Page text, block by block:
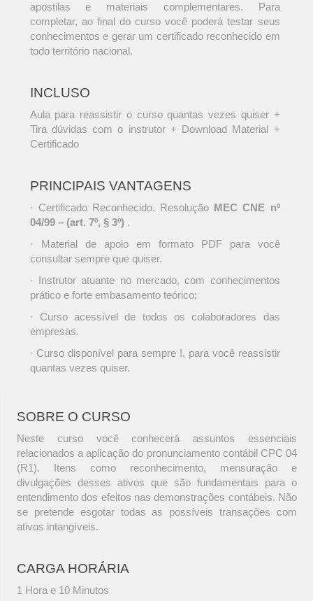
apostilas e materiais complementares. Para
completar, ao final do curso você poderá testar seus
conhecimentos e gerar um certificado reconhecido em
todo território nacional.
INCLUSO
Aula para reassistir o curso quantas vezes quiser +
Tira dúvidas com o instrutor + Download Material +
Certificado
PRINCIPAIS VANTAGENS
· Certificado Reconhecido. Resolução MEC CNE nº
04/99 – (art. 7º, § 3º) .
· Material de apoio em formato PDF para você
consultar sempre que quiser.
· Instrutor atuante no mercado, com conhecimentos
prático e forte embasamento teórico;
· Curso acessível de todos os colaboradores das
empresas.
· Curso disponível para sempre !, para você reassistir
quantas vezes quiser.
SOBRE O CURSO
Neste curso você conhecerá assuntos essenciais
relacionados a aplicação do pronunciamento contábil CPC 04
(R1). Itens como reconhecimento, mensuração e
divulgações desses ativos que são fundamentais para o
entendimento dos efeitos nas demonstrações contábeis. Não
se pretende esgotar todas as possíveis transações com
ativos intangíveis.
CARGA HORÁRIA
1 Hora e 10 Minutos